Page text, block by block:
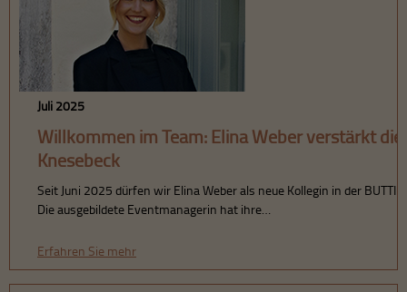
Juli 2025
Willkommen im Team: Elina Weber verstärkt die
Knesebeck
Seit Juni 2025 dürfen wir Elina Weber als neue Kollegin in der
Die ausgebildete Eventmanagerin hat ihre…
Erfahren Sie mehr